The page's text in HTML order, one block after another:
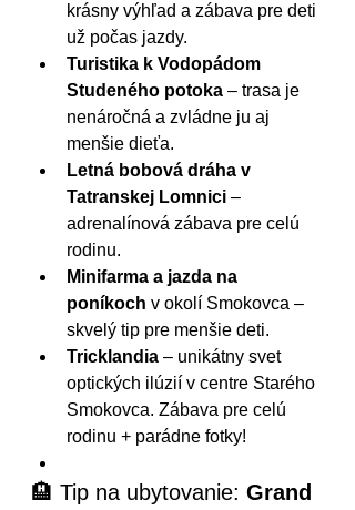
krásny výhľad a zábava pre deti
už počas jazdy.
Turistika k Vodopádom
Studeného potoka – trasa je
nenáročná a zvládne ju aj
menšie dieťa.
Letná bobová dráha v
Tatranskej Lomnici –
adrenalínová zábava pre celú
rodinu.
Minifarma a jazda na
poníkoch v okolí Smokovca –
skvelý tip pre menšie deti.
Tricklandia – unikátny svet
optických ilúzií v centre Starého
Smokovca. Zábava pre celú
rodinu + parádne fotky!
🏨 Tip na ubytovanie: Grand